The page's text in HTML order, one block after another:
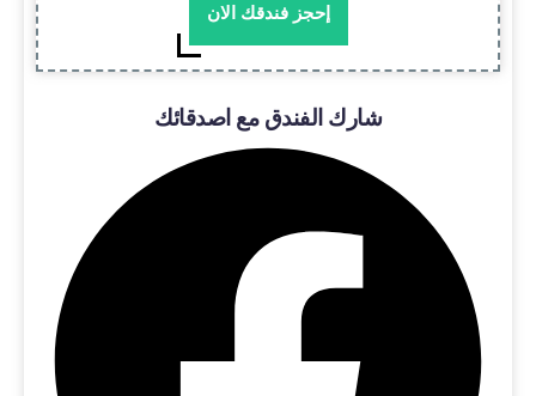
إحجز فندقك الان
شارك الفندق مع اصدقائك